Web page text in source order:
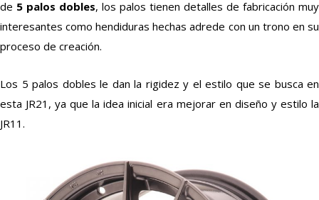
de 5 palos dobles, los palos tienen detalles de fabricación muy
interesantes como hendiduras hechas adrede con un trono en su
proceso de creación.
Los 5 palos dobles le dan la rigidez y el estilo que se busca en
esta JR21, ya que la idea inicial era mejorar en diseño y estilo la
JR11.